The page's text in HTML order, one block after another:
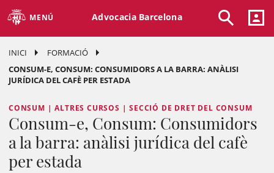
MENÚ Advocacia Barcelona
INICI
FORMACIÓ
CONSUM-E, CONSUM: CONSUMIDORS A LA BARRA: ANÀLISI
JURÍDICA DEL CAFÈ PER ESTADA
CONSUM | ALTRES CURSOS | SECCIÓ DE DRET DEL CONSUM
Consum-e, Consum: Consumidors
a la barra: anàlisi jurídica del cafè
per estada